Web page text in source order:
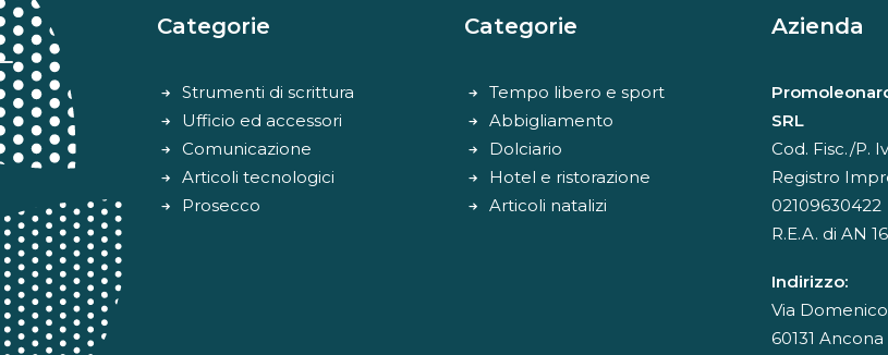
Categorie
Strumenti di scrittura
Ufficio ed accessori
Comunicazione
Articoli tecnologici
Prosecco
Categorie
Tempo libero e sport
Abbigliamento
Dolciario
Hotel e ristorazione
Articoli natalizi
Azienda
SRL
Cod. Fisc./P.
Registro
02109630422
R.E.A. di AN
Indirizzo:
Via
60131 Ancona